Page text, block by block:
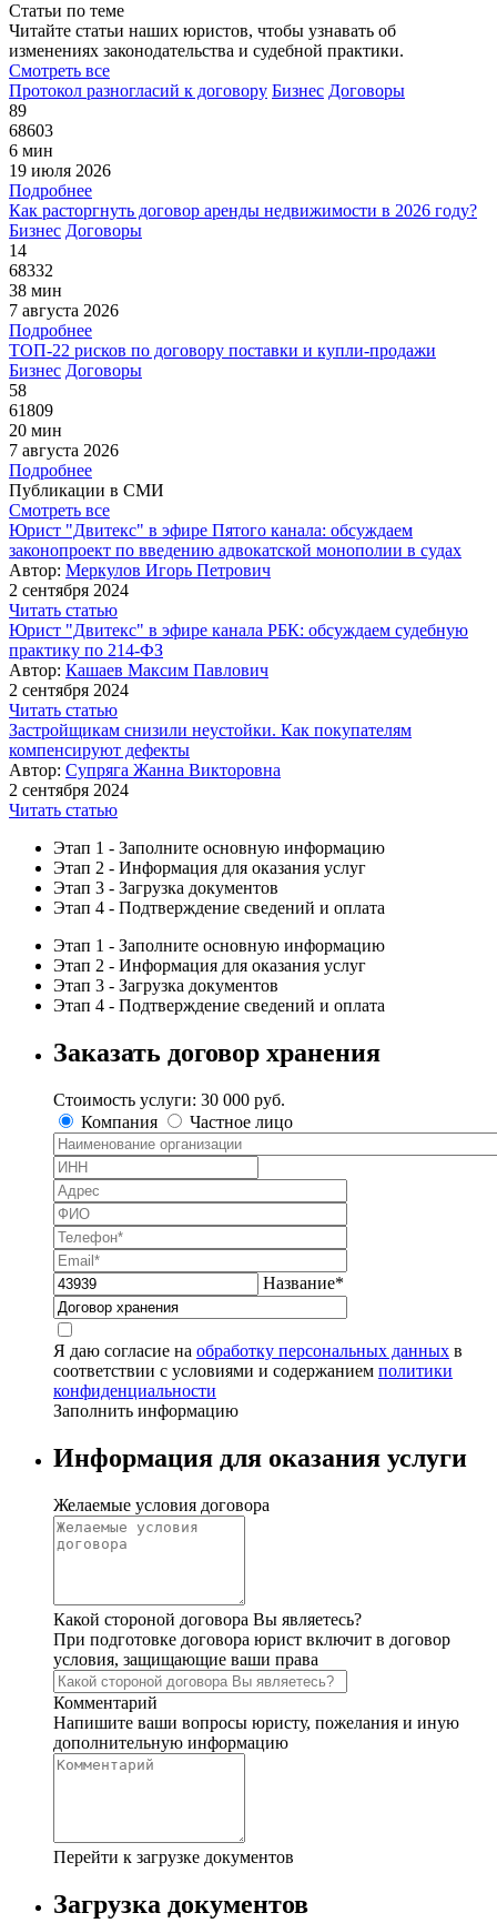
Статьи по теме
Читайте статьи наших юристов, чтобы узнавать об
изменениях законодательства и судебной практики.
Смотреть все
Протокол разногласий к договору Бизнес Договоры
89
68603
6 мин
19 июля 2026
Подробнее
Как расторгнуть договор аренды недвижимости в 2026 году?
Бизнес Договоры
14
68332
38 мин
7 августа 2026
Подробнее
ТОП-22 рисков по договору поставки и купли-продажи
Бизнес Договоры
58
61809
20 мин
7 августа 2026
Подробнее
Публикации в СМИ
Смотреть все
Юрист "Двитекс" в эфире Пятого канала: обсуждаем
законопроект по введению адвокатской монополии в судах
Автор: Меркулов Игорь Петрович
2 сентября 2024
Читать статью
Юрист "Двитекс" в эфире канала РБК: обсуждаем судебную
практику по 214-ФЗ
Автор: Кашаев Максим Павлович
2 сентября 2024
Читать статью
Застройщикам снизили неустойки. Как покупателям
компенсируют дефекты
Автор: Супряга Жанна Викторовна
2 сентября 2024
Читать статью
Этап 1 - Заполните основную информацию
Этап 2 - Информация для оказания услуг
Этап 3 - Загрузка документов
Этап 4 - Подтверждение сведений и оплата
Этап 1 - Заполните основную информацию
Этап 2 - Информация для оказания услуг
Этап 3 - Загрузка документов
Этап 4 - Подтверждение сведений и оплата
Заказать договор хранения
Стоимость услуги: 30 000 руб.
Компания
Частное лицо
Название*
Я даю согласие на обработку персональных данных в
соответствии с условиями и содержанием политики
конфиденциальности
Заполнить информацию
Информация для оказания услуги
Желаемые условия договора
Какой стороной договора Вы являетесь?
При подготовке договора юрист включит в договор
условия, защищающие ваши права
Комментарий
Напишите ваши вопросы юристу, пожелания и иную
дополнительную информацию
Перейти к загрузке документов
Загрузка документов